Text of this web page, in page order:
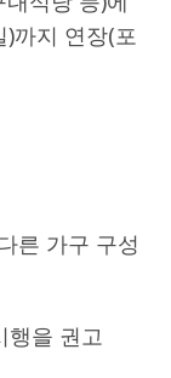
까지 연장(포
른 가구 구성
행을 권고